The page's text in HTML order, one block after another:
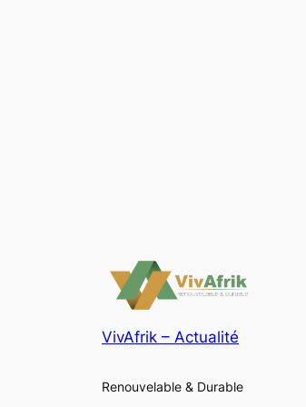
VivAfrik – Actualité
Renouvelable & Durable